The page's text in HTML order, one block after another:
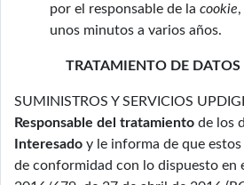
por el responsable de la cookie
unos minutos a varios años.
TRATAMIENTO DE DATOS
SUMINISTROS Y SERVICIOS
Responsable del tratamiento de los
Interesado y le informa de que
de conformidad con lo dispuesto en